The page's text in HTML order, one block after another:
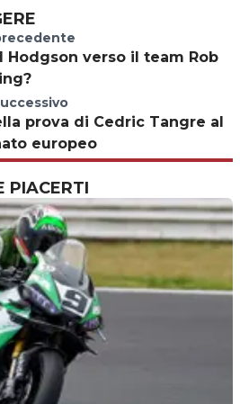
Hodgson verso il team Rob
prova di Cedric Tangre al
europeo
PIACERTI